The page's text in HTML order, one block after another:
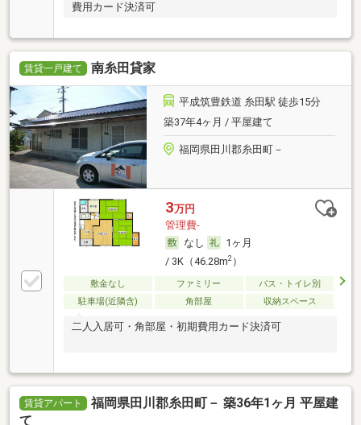
費用カード決済可
賃貸一戸建て 南糸田貸家
平成筑豊鉄道 糸田駅 徒歩15分
築37年4ヶ月 / 平屋建て
福岡県田川郡糸田町－
3万円
管理費-
なし
1ヶ月
/ 3K（46.28m2）
敷金なし ファミリー
バス・トイレ別
駐車場(近隣含)
角部屋 収納スペース
二人入居可・角部屋・初期費用カード決済可
賃貸アパート
福岡県田川郡糸田町－ 築36年1ヶ月 平屋建
て